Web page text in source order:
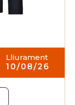
Lliurament
10/08/26